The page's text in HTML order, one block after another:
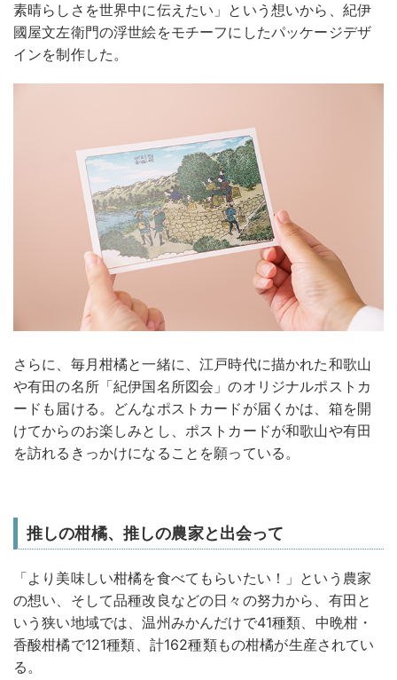
素晴らしさを世界中に伝えたい」という想いから、紀伊
國屋文左衛門の浮世絵をモチーフにしたパッケージデザ
インを制作した。
さらに、毎月柑橘と一緒に、江戸時代に描かれた和歌山
や有田の名所「紀伊国名所図会」のオリジナルポストカ
ードも届ける。どんなポストカードが届くかは、箱を開
けてからのお楽しみとし、ポストカードが和歌山や有田
を訪れるきっかけになることを願っている。
推しの柑橘、推しの農家と出会って
「より美味しい柑橘を食べてもらいたい！」という農家
の想い、そして品種改良などの日々の努力から、有田と
いう狭い地域では、温州みかんだけで41種類、中晩柑・
香酸柑橘で121種類、計162種類もの柑橘が生産されてい
る。